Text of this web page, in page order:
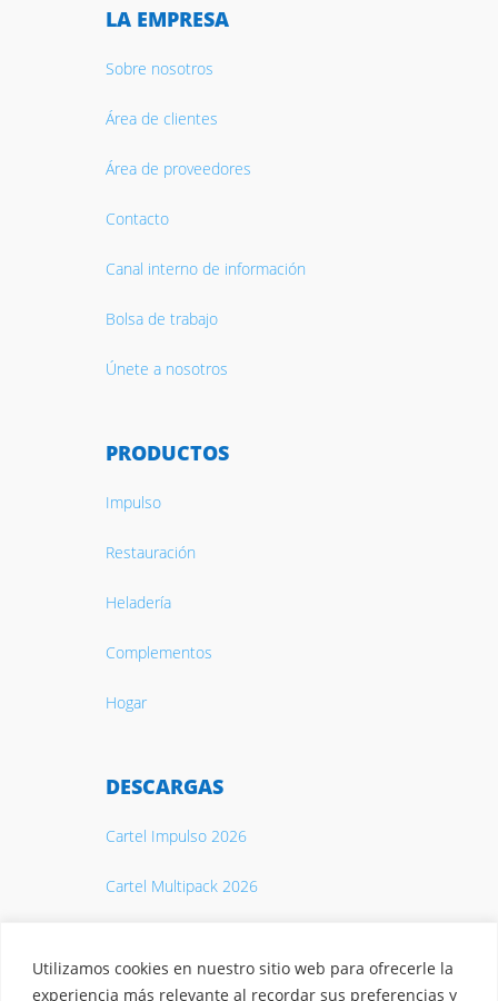
Utilizamos cookies en nuestro sitio web para ofrecerle la
experiencia más relevante al recordar sus preferencias y
LA EMPRESA
Sobre nosotros
Área de clientes
Área de proveedores
Contacto
Canal interno de información
Bolsa de trabajo
Únete a nosotros
PRODUCTOS
Impulso
Restauración
Heladería
Complementos
Hogar
DESCARGAS
Cartel Impulso 2026
Cartel Multipack 2026